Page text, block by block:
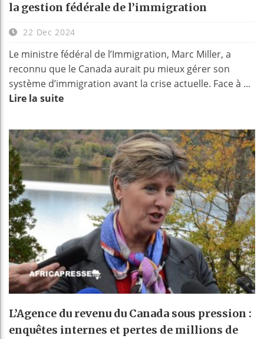
la gestion fédérale de l’immigration
22 Dec 2024
Le ministre fédéral de l’Immigration, Marc Miller, a
reconnu que le Canada aurait pu mieux gérer son
système d’immigration avant la crise actuelle. Face à ...
Lire la suite
L’Agence du revenu du Canada sous pression :
enquêtes internes et pertes de millions de